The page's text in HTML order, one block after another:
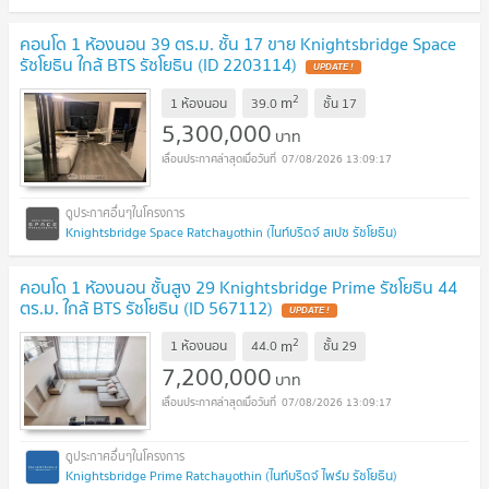
คอนโด 1 ห้องนอน 39 ตร.ม. ชั้น 17 ขาย Knightsbridge Space
รัชโยธิน ใกล้ BTS รัชโยธิน (ID 2203114)
1 ห้องนอน 39.0 m2 ชั้น 17
5,300,000 บาท
07/08/2026 13:09:17
Knightsbridge Space Ratchayothin (ไนท์บริดจ์ สเปซ รัชโยธิน)
คอนโด 1 ห้องนอน ชั้นสูง 29 Knightsbridge Prime รัชโยธิน 44
ตร.ม. ใกล้ BTS รัชโยธิน (ID 567112)
1 ห้องนอน 44.0 m2 ชั้น29
7,200,000 บาท
07/08/2026 13:09:17
Knightsbridge Prime Ratchayothin (ไนท์บริดจ์ ไพร์ม รัชโยธิน)